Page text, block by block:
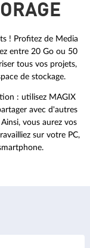
! Profitez de Media
entre 20 Go ou 50
tous vos projets,
de stockage.
: utilisez MAGIX
avec d'autres
vous aurez vos
sur votre PC,